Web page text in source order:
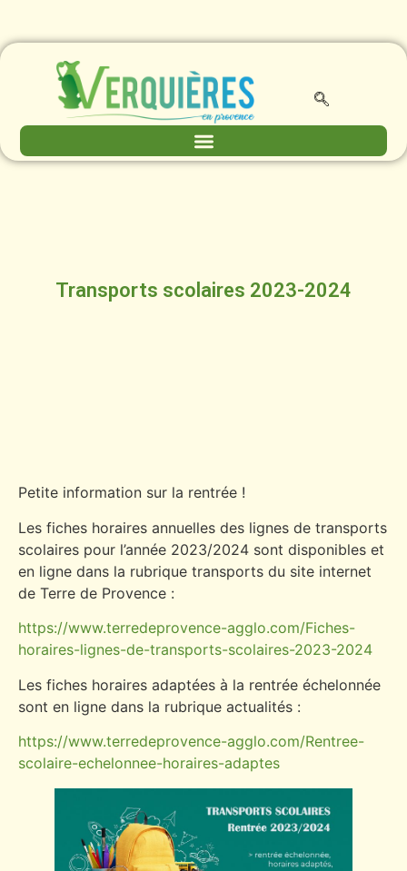
Transports scolaires 2023-2024
Petite information sur la rentrée !
Les fiches horaires annuelles des lignes de transports
scolaires pour l’année 2023/2024 sont disponibles et
en ligne dans la rubrique transports du site internet
de Terre de Provence :
https://www.terredeprovence-agglo.com/Fiches-
horaires-lignes-de-transports-scolaires-2023-2024
Les fiches horaires adaptées à la rentrée échelonnée
sont en ligne dans la rubrique actualités :
https://www.terredeprovence-agglo.com/Rentree-
scolaire-echelonnee-horaires-adaptes